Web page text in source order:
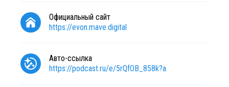
Официальный сайт
https://evon.mave.digital
Авто-ссылка
https://podcast.ru/e/5rQfOB_858k?a